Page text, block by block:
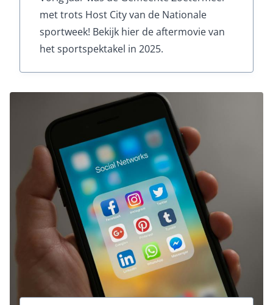
met trots Host City van de Nationale
sportweek! Bekijk hier de aftermovie van
het sportspektakel in 2025.